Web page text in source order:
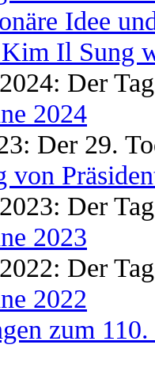
Idee
Il Sung
Der
2024
Der 29.
von
Der
2023
Der
2022
zum